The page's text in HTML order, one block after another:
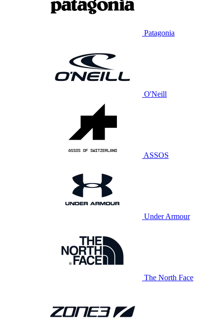
Patagonia
O'Neill
ASSOS
Under Armour
The North Face